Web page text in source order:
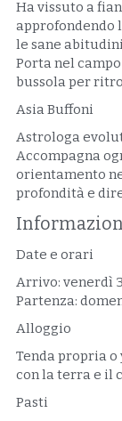
Ha vissuto a
approfondendo
le sane
Porta nel
bussola per
Asia Buffoni
Astrologa
Accompagna
orientamento
profondità e
Date e orari
Arrivo: venerdì
Partenza:
Alloggio
Tenda propria
con la terra e il
Pasti